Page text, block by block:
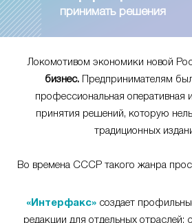
принимать решения
Локомотивом экономики новой
бизнес. Предпринимателям
профессиональная оперативная
принятия решений, которую
традиционных
Во времена СССР такого жанра
«Интерфакс» создает
редакции для отдельных отраслей: